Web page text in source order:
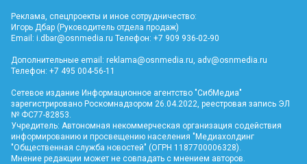
Реклама, спецпроекты и иное сотрудничество:
Игорь Дбар (Руководитель отдела продаж)
Email: i.dbar@osnmedia.ru Телефон: +7 909 936-02-90
Дополнительные email: reklama@osnmedia.ru adv@osnmedia.ru
Телефон: +7 495 004-56-11
Сетевое издание Информационное агентство "СибМедиа"
зарегистрировано Роскомнадзором 26.04.2022, реестровая запись ЭЛ
№ ФС77-82853.
Учредитель: Автономная некоммерческая организация содействия
информированию и просвещению населения "Медиахолдинг
"Общественная служба новостей" (ОГРН 1187700006328).
Мнение редакции может не совпадать с мнением авторов.